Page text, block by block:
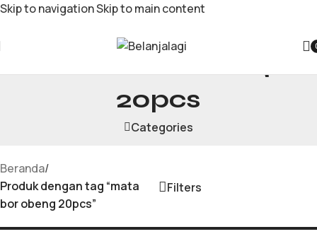
Skip to navigationSkip to main content
20pcs
Categories
Beranda/
Produk dengan tag “mata
bor obeng 20pcs”
Filters